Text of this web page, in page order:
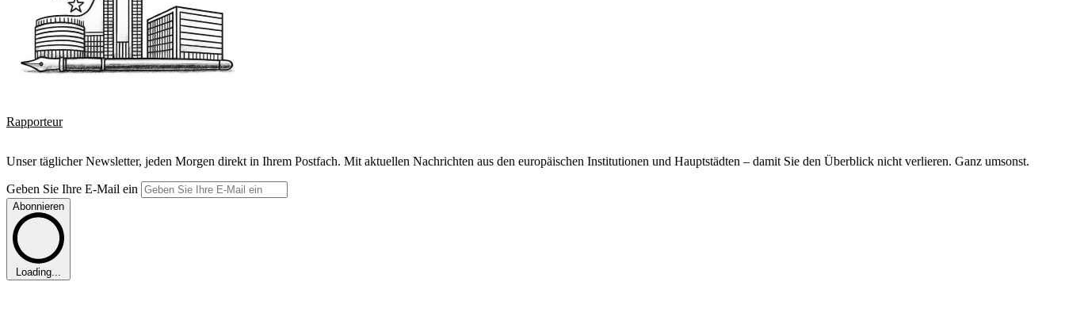
Rapporteur
Unser täglicher Newsletter, jeden Morgen direkt in Ihrem Postfach. Mit aktuellen Nachrichten aus den europäischen Institutionen und Hauptstädten – damit Sie den Überblick nicht verlieren. Ganz umsonst.
Geben Sie Ihre E-Mail ein
Abonnieren
Loading...